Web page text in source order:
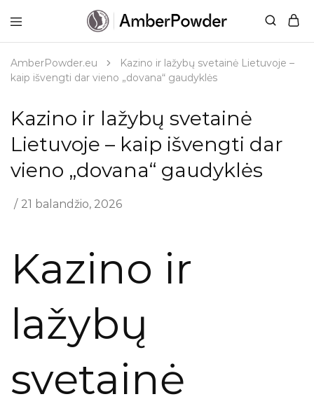
AmberPowder.eu
sprendimas
AmberPowder.eu
Kazino ir lažybų svetainė Lietuvoje –
kaip išvengti dar vieno „dovana“ gaudyklės
Kazino ir lažybų svetainė
Lietuvoje – kaip išvengti dar
vieno „dovana“ gaudyklės
21 balandžio, 2026
Kazino ir
lažybų
svetainė